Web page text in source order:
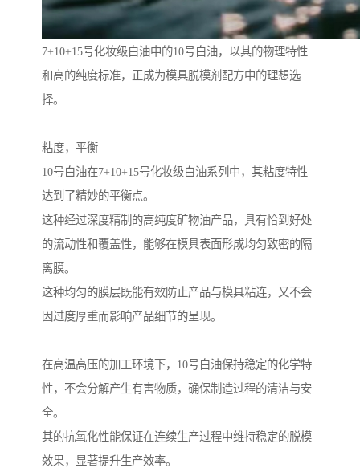
7+10+15号化妆级白油中的10号白油，以其的物理特性
和高的纯度标准，正成为模具脱模剂配方中的理想选
择。
粘度，平衡
10号白油在7+10+15号化妆级白油系列中，其粘度特性
达到了精妙的平衡点。
这种经过深度精制的高纯度矿物油产品，具有恰到好处
的流动性和覆盖性，能够在模具表面形成均匀致密的隔
离膜。
这种均匀的膜层既能有效防止产品与模具粘连，又不会
因过度厚重而影响产品细节的呈现。
在高温高压的加工环境下，10号白油保持稳定的化学特
性，不会分解产生有害物质，确保制造过程的清洁与安
全。
其的抗氧化性能保证在连续生产过程中维持稳定的脱模
效果，显著提升生产效率。